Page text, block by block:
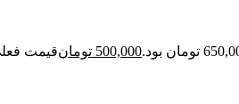
500,000 تومانقیمت فعلی